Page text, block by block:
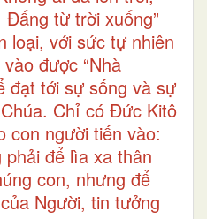
từ trời xuống”
loại, với sức tự nhiên
được “Nhà
đạt tới sự sống và sự
Chỉ có Đức Kitô
con người tiến vào:
phải để lìa xa thân
con, nhưng để
Người, tin tưởng